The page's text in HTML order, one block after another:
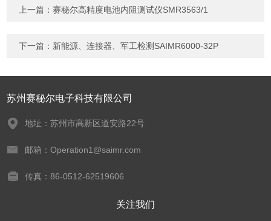
上一篇：赛秘尔高精度电池内阻测试仪SMR3563/1
下一篇： 新能源、连接器、军工检测SAIMR6000-32P
苏州赛秘尔电子科技有限公司
地址：苏州市高新区道安路22号
邮箱：Operation1@saimr.com
传真：86-0512-62519606
关注我们